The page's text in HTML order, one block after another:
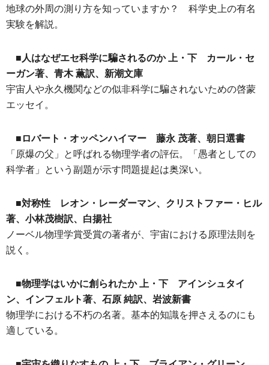
地球の外周の測り方を知っていますか？ 科学史上の有名
実験を解説。
■人はなぜエセ科学に騙されるのか 上・下 カール・セ
ーガン著、青木 薫訳、新潮文庫
宇宙人や永久機関などの似非科学に騙されないための啓蒙
エッセイ。
■ロバート・オッペンハイマー 藤永 茂著、朝日選書
「原爆の父」と呼ばれる物理学者の評伝。「愚者としての
科学者」という副題が示す問題提起は奥深い。
■対称性 レオン・レーダーマン、クリストファー・ヒル
著、小林茂樹訳、白揚社
ノーベル物理学賞受賞の著者が、宇宙における原理法則を
説く。
■物理学はいかに創られたか 上・下 アインシュタイ
ン、インフェルト著、石原 純訳、岩波新書
物理学における不朽の名著。基本的知識を押さえるのにも
適している。